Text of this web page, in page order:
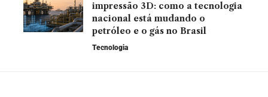
impressão 3D: como a tecnologia
nacional está mudando o
petróleo e o gás no Brasil
Tecnologia